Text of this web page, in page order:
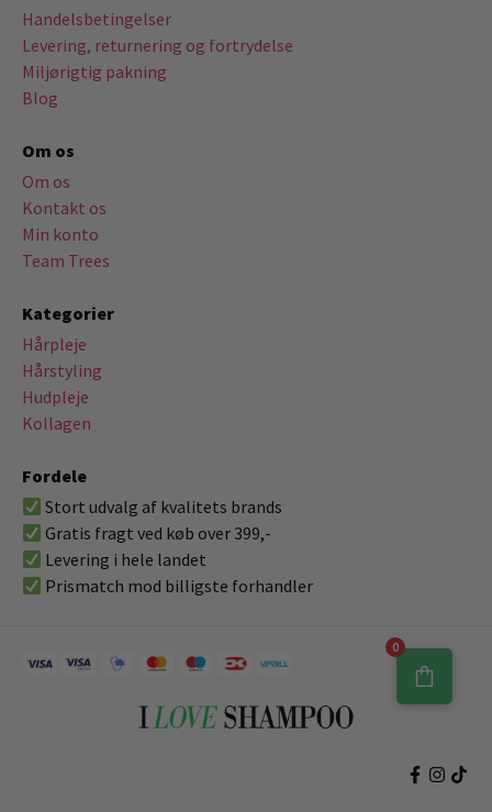
Handelsbetingelser
Levering, returnering og fortrydelse
Miljørigtig pakning
Blog
Om os
Om os
Kontakt os
Min konto
Team Trees
Kategorier
Hårpleje
Hårstyling
Hudpleje
Kollagen
Fordele
Stort udvalg af kvalitets brands
Gratis fragt ved køb over 399,-
Levering i hele landet
Prismatch mod billigste forhandler
0